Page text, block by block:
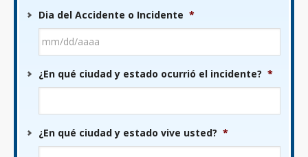
Dia del Accidente o Incidente *
barra
DD
¿En qué ciudad y estado ocurrió el incidente? *
¿En qué ciudad y estado vive usted? *